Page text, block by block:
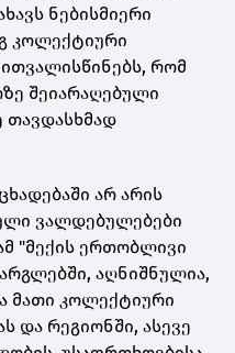
ნებისმიერი
კოლექტიური
ითვალისწინებს, რომ
შეიარაღებული
თავდასხმად
არ არის
ვალდებულებები
"მექის ერთობლივი
აღნიშნულია,
მათი კოლექტიური
და რეგიონში, ასევე